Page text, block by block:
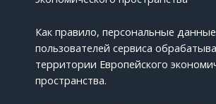
Как правило, персональные данные
пользователей сервиса
территории Европейского
пространства.